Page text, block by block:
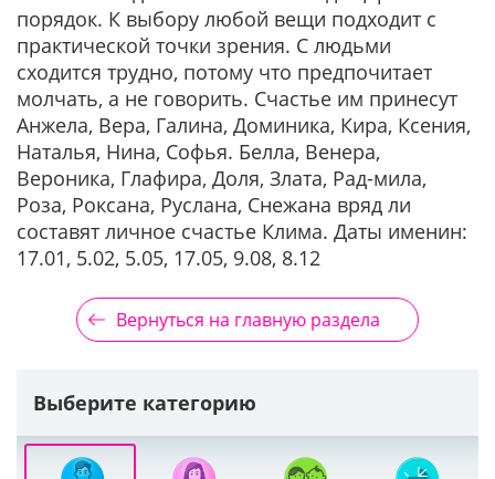
порядок. К выбору любой вещи подходит с
практической точки зрения. С людьми
сходится трудно, потому что предпочитает
молчать, а не говорить. Счастье им принесут
Анжела, Вера, Галина, Доминика, Кира, Ксения,
Наталья, Нина, Софья. Белла, Венера,
Вероника, Глафира, Доля, Злата, Рад-мила,
Роза, Роксана, Руслана, Снежана вряд ли
составят личное счастье Клима. Даты именин:
17.01, 5.02, 5.05, 17.05, 9.08, 8.12
Вернуться на главную раздела
Выберите категорию